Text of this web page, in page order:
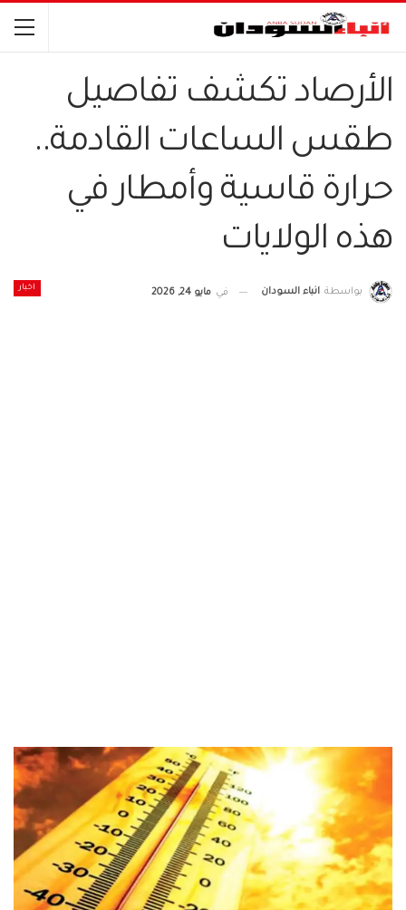
الأرصاد تكشف تفاصيل
طقس الساعات القادمة..
حرارة قاسية وأمطار في
هذه الولايات
اخبار بواسطة انباء السودان في مايو 24, 2026